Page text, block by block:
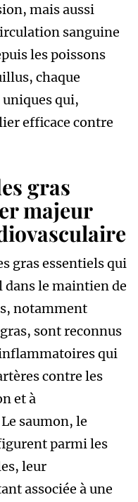
mais aussi
sanguine
les poissons
chaque
qui,
efficace contre
gras
majeur
gras essentiels qui
le maintien de
notamment
sont reconnus
qui
contre les
et à
saumon, le
parmi les
leur
associée à une